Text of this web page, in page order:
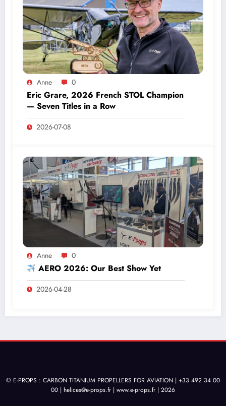
Anne 0
Eric Grare, 2026 French STOL Champion
— Seven Titles in a Row
2026-07-08
Anne 0
AERO 2026: Our Best Show Yet
2026-04-28
© E-PROPS : CARBON TITANIUM PROPELLERS FOR AVIATION | +33 492 34 00
00 | helices@e-props.fr | www.e-props.fr | 2026